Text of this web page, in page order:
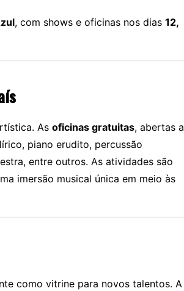
, com shows e oficinas nos dias 12,
As oficinas gratuitas, abertas a
piano erudito, percussão
entre outros. As atividades são
imersão musical única em meio às
como vitrine para novos talentos. A